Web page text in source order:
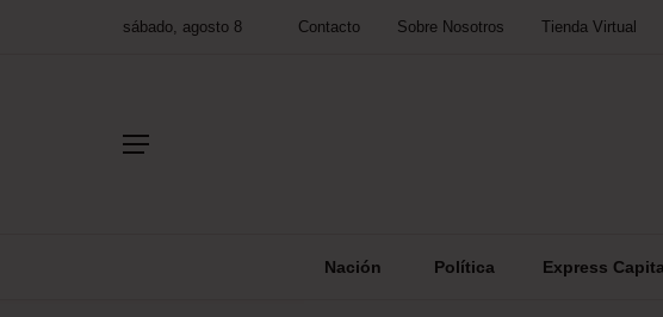
sábado, agosto 8 Contacto Sobre Nosotros Tienda Virtual
Nación Política Express